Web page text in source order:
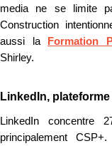
media ne se limite
Construction
aussi la
Formation
Shirley.
LinkedIn,
LinkedIn concentre
principalement